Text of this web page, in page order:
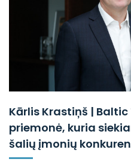
Kārlis Krastiņš |
priemonė, kuria
šalių įmonių